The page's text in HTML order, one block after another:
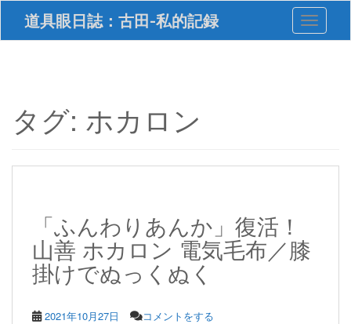
i
道具眼日誌：古田-私的記録 Toggle
タグ: ホカロン
「ふんわりあんか」復活！
山善 ホカロン 電気毛布／膝
掛けでぬっくぬく
2021年10月27日 コメントをする